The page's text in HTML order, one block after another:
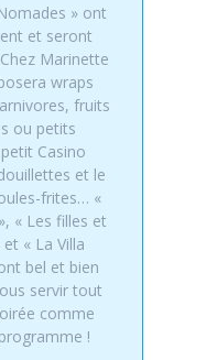
» ont
et seront
Marinette
wraps
fruits
ou petits
Casino
et le
frites… «
« Les filles et
« La Villa
bel et bien
servir tout
comme
!